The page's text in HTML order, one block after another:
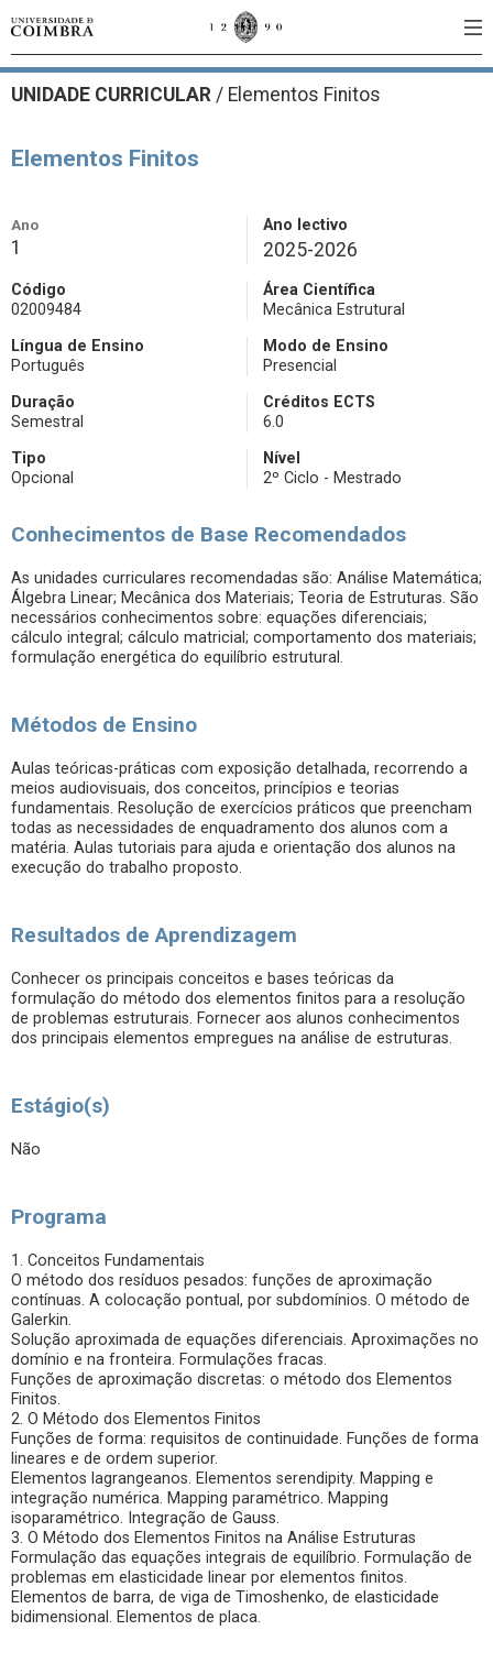
UNIDADE CURRICULAR / Elementos Finitos
Elementos Finitos
Ano
1
Ano lectivo
2025-2026
Código
02009484
Área Científica
Mecânica Estrutural
Língua de Ensino
Português
Modo de Ensino
Presencial
Duração
Semestral
Créditos ECTS
6.0
Tipo
Opcional
Nível
2º Ciclo - Mestrado
Conhecimentos de Base Recomendados
As unidades curriculares recomendadas são: Análise Matemática;
Álgebra Linear; Mecânica dos Materiais; Teoria de Estruturas. São
necessários conhecimentos sobre: equações diferenciais;
cálculo integral; cálculo matricial; comportamento dos materiais;
formulação energética do equilíbrio estrutural.
Métodos de Ensino
Aulas teóricas-práticas com exposição detalhada, recorrendo a
meios audiovisuais, dos conceitos, princípios e teorias
fundamentais. Resolução de exercícios práticos que preencham
todas as necessidades de enquadramento dos alunos com a
matéria. Aulas tutoriais para ajuda e orientação dos alunos na
execução do trabalho proposto.
Resultados de Aprendizagem
Conhecer os principais conceitos e bases teóricas da
formulação do método dos elementos finitos para a resolução
de problemas estruturais. Fornecer aos alunos conhecimentos
dos principais elementos empregues na análise de estruturas.
Estágio(s)
Não
Programa
1. Conceitos Fundamentais
O método dos resíduos pesados: funções de aproximação
contínuas. A colocação pontual, por subdomínios. O método de
Galerkin.
Solução aproximada de equações diferenciais. Aproximações no
domínio e na fronteira. Formulações fracas.
Funções de aproximação discretas: o método dos Elementos
Finitos.
2. O Método dos Elementos Finitos
Funções de forma: requisitos de continuidade. Funções de forma
lineares e de ordem superior.
Elementos lagrangeanos. Elementos serendipity. Mapping e
integração numérica. Mapping paramétrico. Mapping
isoparamétrico. Integração de Gauss.
3. O Método dos Elementos Finitos na Análise Estruturas
Formulação das equações integrais de equilíbrio. Formulação de
problemas em elasticidade linear por elementos finitos.
Elementos de barra, de viga de Timoshenko, de elasticidade
bidimensional. Elementos de placa.